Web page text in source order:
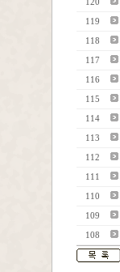
120
119
118
117
116
115
114
113
112
111
110
109
108